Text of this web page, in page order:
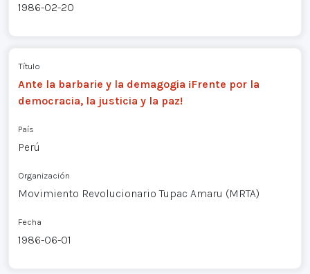
1986-02-20
Título
Ante la barbarie y la demagogia ¡Frente por la
democracia, la justicia y la paz!
País
Perú
Organización
Movimiento Revolucionario Tupac Amaru (MRTA)
Fecha
1986-06-01